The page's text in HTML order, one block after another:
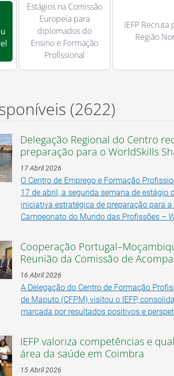
Estágios na
Comissão Europeia
para diplomados do
Ensino e Formação
Profissional
IEFP Recruta
Região
(2622)
Delegação Regional do Centro
preparação para o WorldSkills
17 Abril 2026
O Centro de Emprego e Formação
17 de abril, a segunda semana de estágio
iniciativa estratégica de preparação para
Campeonato do Mundo das Profissões –
Cooperação
Reunião da Comissão de
16 Abril 2026
A Delegação do Centro de Formação
de Maputo (CFPM) visitou o IEFP,
marcada por resultados positivos e
IEFP valoriza competências e
área da saúde em Coimbra
15 Abril 2026